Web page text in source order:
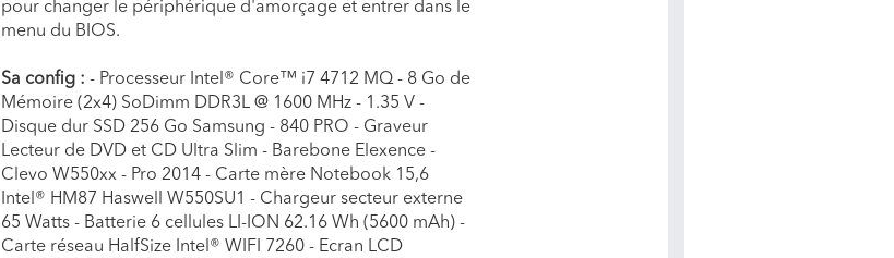
pour changer le périphérique d'amorçage et entrer dans le
menu du BIOS.
Sa config : - Processeur Intel® Core™ i7 4712 MQ - 8 Go de
Mémoire (2x4) SoDimm DDR3L @ 1600 MHz - 1.35 V -
Disque dur SSD 256 Go Samsung - 840 PRO - Graveur
Lecteur de DVD et CD Ultra Slim - Barebone Elexence -
Clevo W550xx - Pro 2014 - Carte mère Notebook 15,6
Intel® HM87 Haswell W550SU1 - Chargeur secteur externe
65 Watts - Batterie 6 cellules LI-ION 62.16 Wh (5600 mAh) -
Carte réseau HalfSize Intel® WIFI 7260 - Ecran LCD